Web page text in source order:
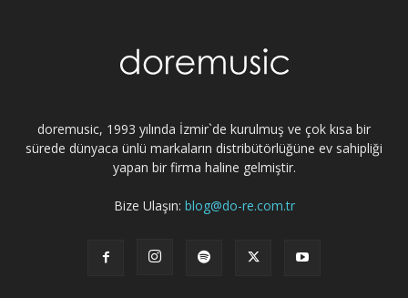
doremusic, 1993 yılında İzmir`de kurulmuş ve çok kısa bir
sürede dünyaca ünlü markaların distribütörlüğüne ev sahipliği
yapan bir firma haline gelmiştir.
Bize Ulaşın: blog@do-re.com.tr